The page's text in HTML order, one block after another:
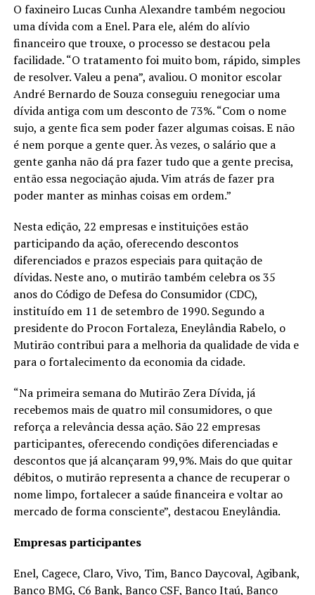
O faxineiro Lucas Cunha Alexandre também negociou
uma dívida com a Enel. Para ele, além do alívio
financeiro que trouxe, o processo se destacou pela
facilidade. “O tratamento foi muito bom, rápido, simples
de resolver. Valeu a pena”, avaliou. O monitor escolar
André Bernardo de Souza conseguiu renegociar uma
dívida antiga com um desconto de 73%. “Com o nome
sujo, a gente fica sem poder fazer algumas coisas. E não
é nem porque a gente quer. Às vezes, o salário que a
gente ganha não dá pra fazer tudo que a gente precisa,
então essa negociação ajuda. Vim atrás de fazer pra
poder manter as minhas coisas em ordem.”
Nesta edição, 22 empresas e instituições estão
participando da ação, oferecendo descontos
diferenciados e prazos especiais para quitação de
dívidas. Neste ano, o mutirão também celebra os 35
anos do Código de Defesa do Consumidor (CDC),
instituído em 11 de setembro de 1990. Segundo a
presidente do Procon Fortaleza, Eneylândia Rabelo, o
Mutirão contribui para a melhoria da qualidade de vida e
para o fortalecimento da economia da cidade.
“Na primeira semana do Mutirão Zera Dívida, já
recebemos mais de quatro mil consumidores, o que
reforça a relevância dessa ação. São 22 empresas
participantes, oferecendo condições diferenciadas e
descontos que já alcançaram 99,9%. Mais do que quitar
débitos, o mutirão representa a chance de recuperar o
nome limpo, fortalecer a saúde financeira e voltar ao
mercado de forma consciente”, destacou Eneylândia.
Empresas participantes
Enel, Cagece, Claro, Vivo, Tim, Banco Daycoval, Agibank,
Banco BMG, C6 Bank, Banco CSF, Banco Itaú, Banco